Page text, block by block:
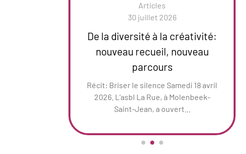
Articles
30 juillet 2026
De la diversité à la créativité:
nouveau recueil, nouveau
parcours
Récit: Briser le silence Samedi 18 avril
2026. L’asbl La Rue, à Molenbeek-
Saint-Jean, a ouvert...